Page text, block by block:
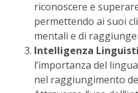
riconoscere e
permettendo ai suoi
mentali e di
Intelligenza
l’importanza del
nel raggiungimento